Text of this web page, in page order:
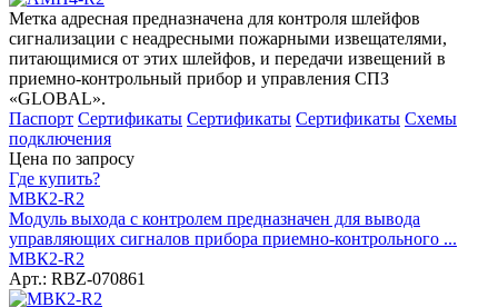
Метка адресная предназначена для контроля шлейфов
сигнализации с неадресными пожарными извещателями,
питающимися от этих шлейфов, и передачи извещений в
приемно-контрольный прибор и управления СПЗ
«GLOBAL».
Паспорт Сертификаты Сертификаты Сертификаты Схемы
подключения
Цена по запросу
Где купить?
МВК2-R2
Модуль выхода с контролем предназначен для вывода
управляющих сигналов прибора приемно-контрольного ...
МВК2-R2
Арт.: RBZ-070861